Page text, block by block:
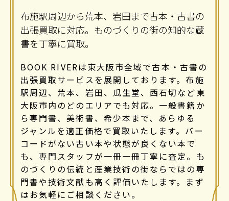
布施駅周辺から荒本、岩田まで古本・古書の
出張買取に対応。ものづくりの街の知的な蔵
書を丁寧に買取。
BOOK RIVERは東大阪市全域で古本・古書の
出張買取サービスを展開しております。布施
駅周辺、荒本、岩田、瓜生堂、西石切など東
大阪市内のどのエリアでも対応。一般書籍か
ら専門書、美術書、希少本まで、あらゆる
ジャンルを適正価格で買取いたします。バー
コードがない古い本や状態が良くない本で
も、専門スタッフが一冊一冊丁寧に査定。も
のづくりの伝統と産業技術の街ならではの専
門書や技術文献も高く評価いたします。まず
はお気軽にご相談ください。